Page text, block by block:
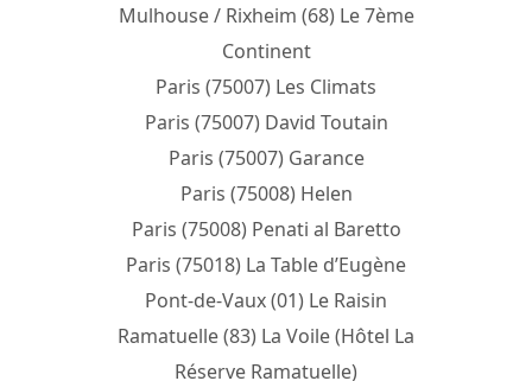
Mulhouse / Rixheim (68) Le 7ème
Continent
Paris (75007) Les Climats
Paris (75007) David Toutain
Paris (75007) Garance
Paris (75008) Helen
Paris (75008) Penati al Baretto
Paris (75018) La Table d’Eugène
Pont-de-Vaux (01) Le Raisin
Ramatuelle (83) La Voile (Hôtel La
Réserve Ramatuelle)